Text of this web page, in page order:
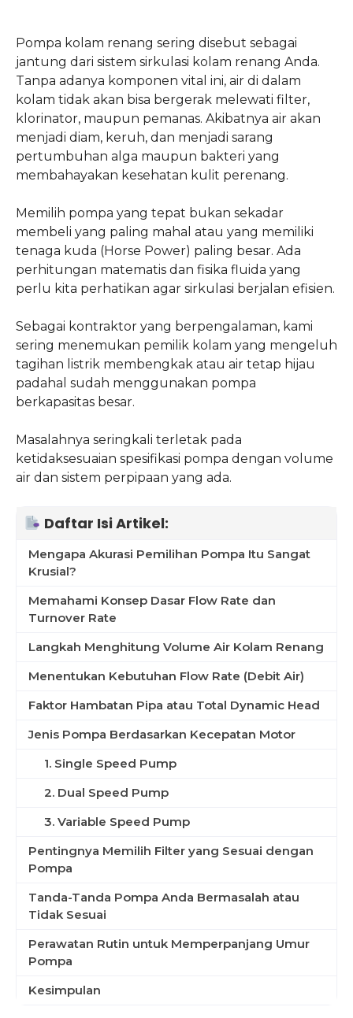
Pompa kolam renang sering disebut sebagai
jantung dari sistem sirkulasi kolam renang Anda.
Tanpa adanya komponen vital ini, air di dalam
kolam tidak akan bisa bergerak melewati filter,
klorinator, maupun pemanas. Akibatnya air akan
menjadi diam, keruh, dan menjadi sarang
pertumbuhan alga maupun bakteri yang
membahayakan kesehatan kulit perenang.
Memilih pompa yang tepat bukan sekadar
membeli yang paling mahal atau yang memiliki
tenaga kuda (Horse Power) paling besar. Ada
perhitungan matematis dan fisika fluida yang
perlu kita perhatikan agar sirkulasi berjalan efisien.
Sebagai kontraktor yang berpengalaman, kami
sering menemukan pemilik kolam yang mengeluh
tagihan listrik membengkak atau air tetap hijau
padahal sudah menggunakan pompa
berkapasitas besar.
Masalahnya seringkali terletak pada
ketidaksesuaian spesifikasi pompa dengan volume
air dan sistem perpipaan yang ada.
Daftar Isi Artikel:
Mengapa Akurasi Pemilihan Pompa Itu Sangat
Krusial?
Memahami Konsep Dasar Flow Rate dan
Turnover Rate
Langkah Menghitung Volume Air Kolam Renang
Menentukan Kebutuhan Flow Rate (Debit Air)
Faktor Hambatan Pipa atau Total Dynamic Head
Jenis Pompa Berdasarkan Kecepatan Motor
1. Single Speed Pump
2. Dual Speed Pump
3. Variable Speed Pump
Pentingnya Memilih Filter yang Sesuai dengan
Pompa
Tanda-Tanda Pompa Anda Bermasalah atau
Tidak Sesuai
Perawatan Rutin untuk Memperpanjang Umur
Pompa
Kesimpulan